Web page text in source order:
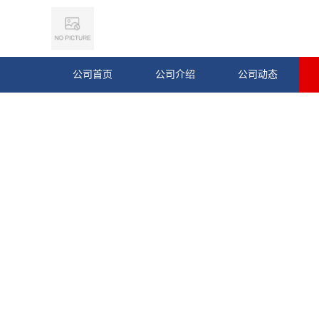
公司首页 公司介绍 公司动态